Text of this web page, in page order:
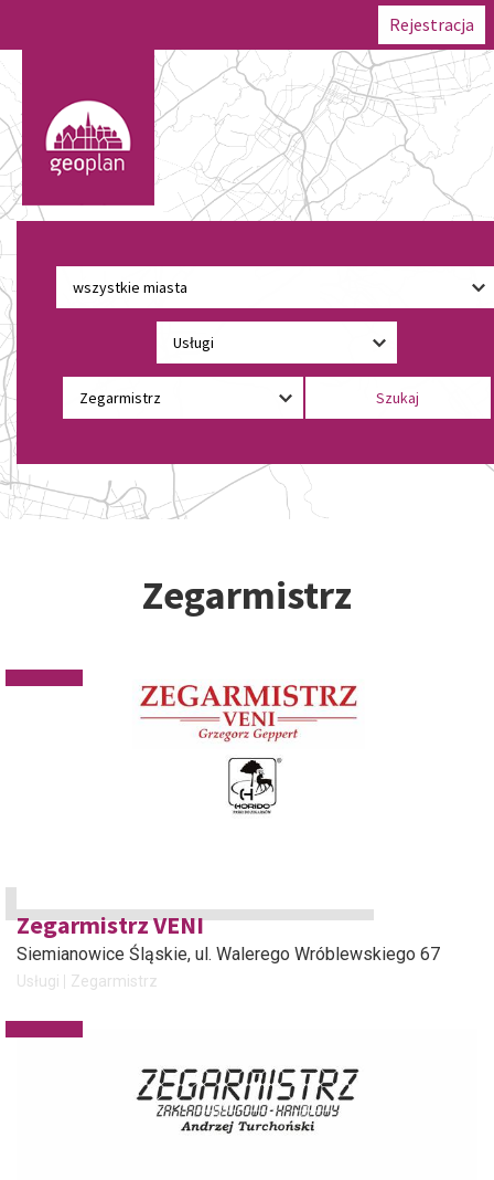
Rejestracja
Zegarmistrz
Zegarmistrz VENI
Siemianowice Śląskie, ul. Walerego Wróblewskiego 67
Usługi Zegarmistrz